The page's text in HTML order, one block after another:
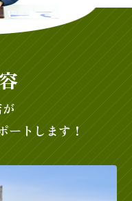
ートします！